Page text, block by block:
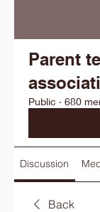
Parent
Public · 680
Discussion
Back